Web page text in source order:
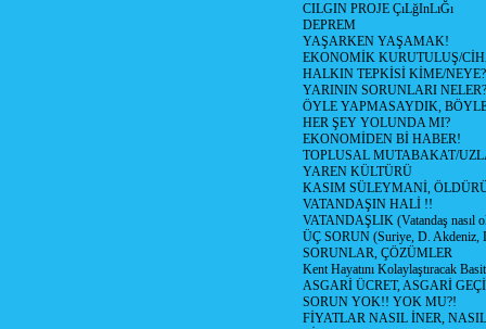
CILGIN PROJE ÇıLğInLıĞı
DEPREM
YAŞARKEN YAŞAMAK!
EKONOMİK KURUTULUŞ/
HALKIN TEPKİSİ KİME/NEYE?
YARININ SORUNLARI NELER?
ÖYLE YAPMASAYDIK,
HER ŞEY YOLUNDA MI?
EKONOMİDEN Bİ HABER!
TOPLUSAL MUTABAKAT/
YAREN KÜLTÜRÜ
KASIM SÜLEYMANİ,
VATANDAŞIN HALİ !!
VATANDAŞLIK (Vatandaş nasıl
ÜÇ SORUN (Suriye, D. Akdeniz,
SORUNLAR, ÇÖZÜMLER
Kent Hayatını Kolaylaştıracak
ASGARİ ÜCRET, ASGARİ
SORUN YOK!! YOK MU?!
FİYATLAR NASIL İNER,